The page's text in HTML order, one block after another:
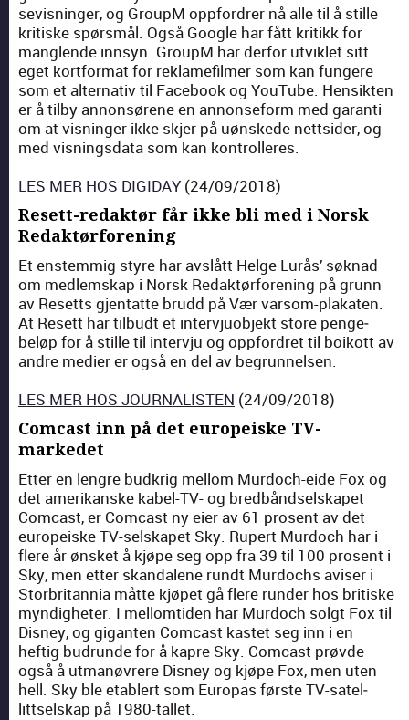
se­vis­ninger, og GroupM opp­for­dr­er nå alle til å stille
kri­tiske spørsmål. Også Google har fått kri­tikk for
man­glende innsyn. GroupM har der­for utviklet sitt
eget kort­for­mat for reklame­filmer som kan fun­gere
som et alter­na­tiv til Face­book og YouTube. Hen­sik­ten
er å til­by annon­sørene en annon­se­form med garan­ti
om at vis­ninger ikke skjer på uønskede nettsider, og
med vis­nings­da­ta som kan kon­trolleres.
LES MER HOS DIGIDAY (24/09/2018)
Resett-redaktør får ikke bli med i Norsk
Redaktørforening
Et enstem­mig styre har avs­lått Helge Lurås’ søk­nad
om medlem­skap i Norsk Redak­tør­foren­ing på grunn
av Resetts gjen­tat­te brudd på Vær var­som-plakat­en.
At Resett har tilbudt et inter­vjuob­jekt store penge­
beløp for å stille til inter­vju og opp­for­dret til boikott av
andre medi­er er også en del av begrun­nelsen.
LES MER HOS JOURNALISTEN (24/09/2018)
Comcast inn på det europeiske TV-
markedet
Etter en lengre bud­krig mel­lom Mur­doch-eide Fox og
det amerikanske kabel-TV- og bred­bånd­sel­skapet
Com­cast, er Com­cast ny eier av 61 pros­ent av det
europeiske TV-sel­skapet Sky. Rupert Mur­doch har i
flere år øns­ket å kjøpe seg opp fra 39 til 100 pros­ent i
Sky, men etter skan­da­lene rundt Mur­dochs avis­er i
Storbri­tan­nia måtte kjøpet gå flere run­der hos britiske
myn­digheter. I mel­lomti­den har Mur­doch sol­gt Fox til
Dis­ney, og gigan­ten Com­cast kastet seg inn i en
heftig budrunde for å kapre Sky. Com­cast prøvde
også å utmanøvrere Dis­ney og kjøpe Fox, men uten
hell. Sky ble etablert som Europas første TV-satel­
littsel­skap på 1980-tal­let.